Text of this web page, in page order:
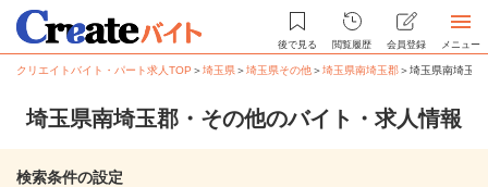
後で見る 閲覧履歴 会員登録 メニュー
クリエイトバイト・パート求人TOP ＞埼玉県＞埼玉県その他＞埼玉県南埼玉郡＞埼玉県南埼玉
埼玉県南埼玉郡・その他のバイト・求人情報
検索条件の設定